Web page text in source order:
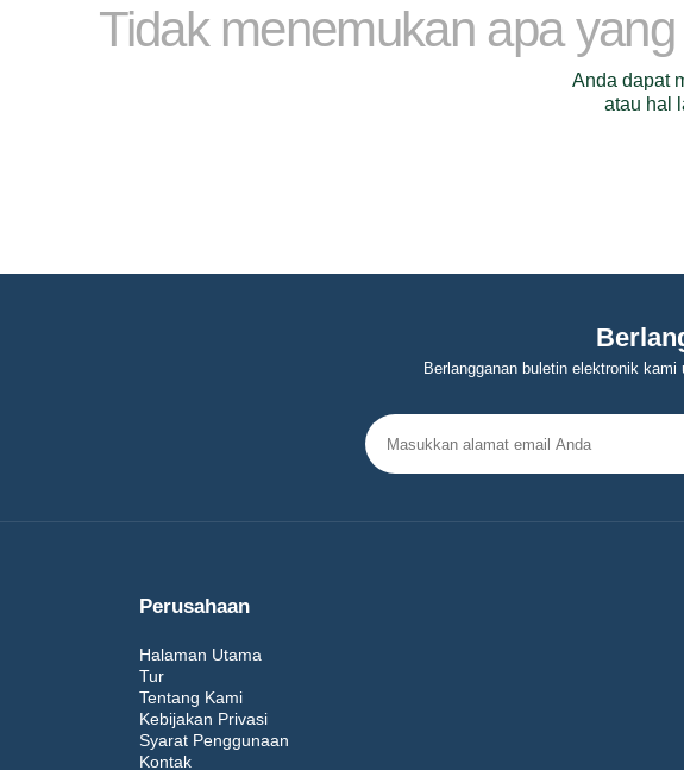
Tidak menemukan apa
Anda dapat
atau hal
Berlangganan buletin elektronik
Perusahaan
Halaman Utama
Tur
Tentang Kami
Kebijakan Privasi
Syarat Penggunaan
Kontak